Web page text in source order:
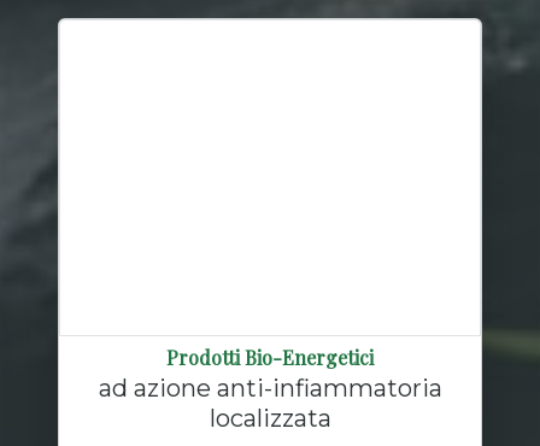
Prodotti Bio-Energetici
ad azione anti-infiammatoria
localizzata